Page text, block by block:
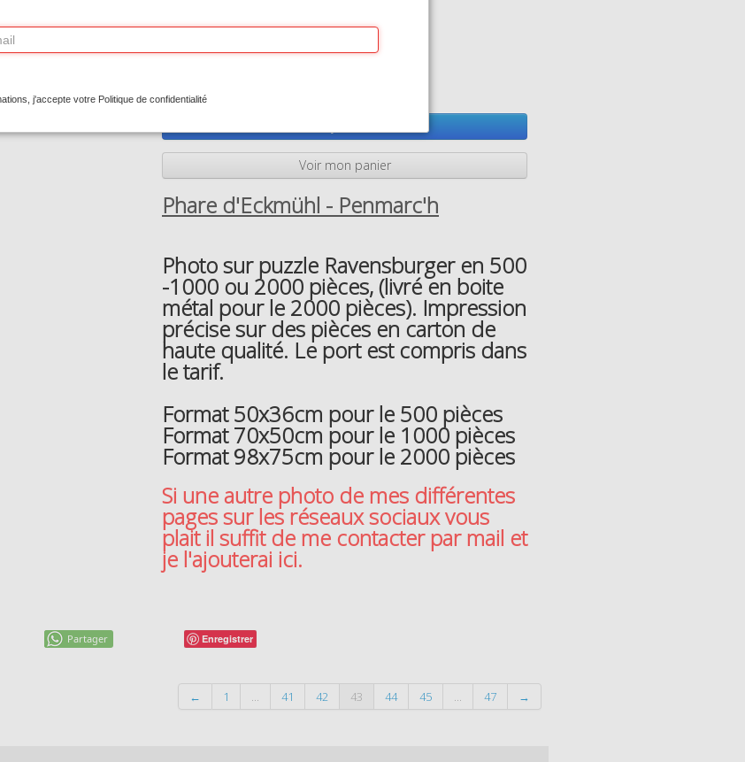
Voir mon panier
Phare d'Eckmühl - Penmarc'h
Photo sur puzzle Ravensburger en 500
-1000 ou 2000 pièces, (livré en boite
métal pour le 2000 pièces). Impression
précise sur des pièces en carton de
haute qualité. Le port est compris dans
le tarif.
Format 50x36cm pour le 500 pièces
Format 70x50cm pour le 1000 pièces
Format 98x75cm pour le 2000 pièces
Si une autre photo de mes différentes
pages sur les réseaux sociaux vous
plait il suffit de me contacter par mail et
je l'ajouterai ici.
Partager Enregistrer
← 1 41 42 43 44 45 47 →
j'accepte votre Politique de confidentialité